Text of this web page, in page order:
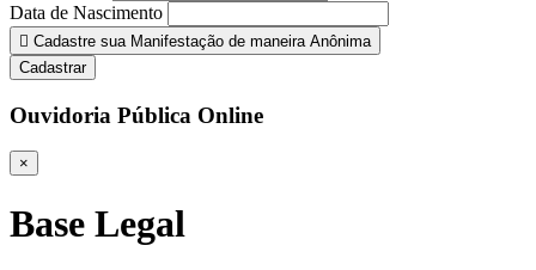
Data de Nascimento
Cadastre sua Manifestação de maneira Anônima
Cadastrar
Ouvidoria Pública Online
×
Base Legal